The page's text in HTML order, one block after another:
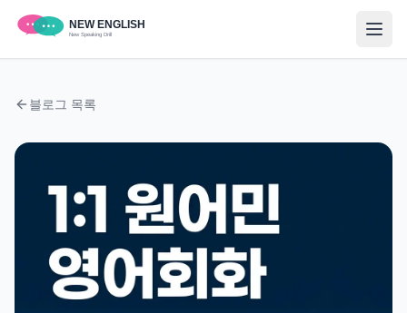
블로그 목록